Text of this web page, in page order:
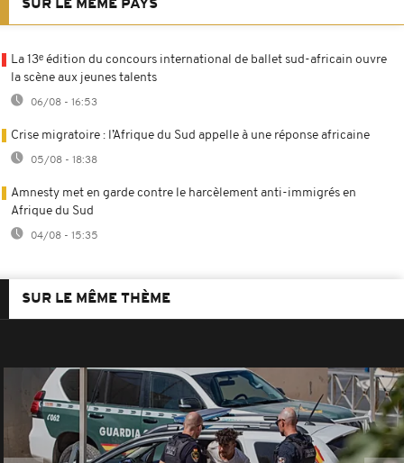
SUR LE MÊME PAYS
La 13ᵉ édition du concours international de ballet sud-africain ouvre
la scène aux jeunes talents
06/08 - 16:53
Crise migratoire : l’Afrique du Sud appelle à une réponse africaine
05/08 - 18:38
Amnesty met en garde contre le harcèlement anti-immigrés en
Afrique du Sud
04/08 - 15:35
SUR LE MÊME THÈME